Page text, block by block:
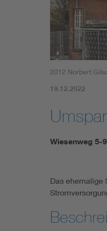
2012 Norbert
19.12.2022
Wiesenweg 5-
Das ehemalige